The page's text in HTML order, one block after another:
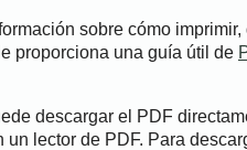
sobre cómo
proporciona una guía útil de
descargar el PDF
un lector de PDF. Para